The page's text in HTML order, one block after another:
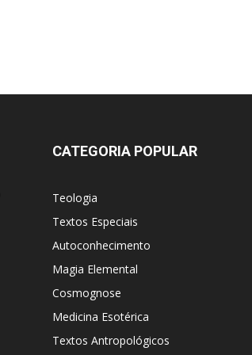
CATEGORIA POPULAR
Teologia
Textos Especiais
Autoconhecimento
Magia Elemental
Cosmognose
Medicina Esotérica
Textos Antropológicos